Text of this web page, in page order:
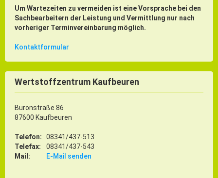
Um Wartezeiten zu vermeiden ist eine Vorsprache bei den
Sachbearbeitern der Leistung und Vermittlung nur nach
vorheriger Terminvereinbarung möglich.
Kontaktformular
Wertstoffzentrum Kaufbeuren
Buronstraße 86
87600 Kaufbeuren
Telefon:
08341/437-513
Telefax:
08341/437-543
Mail:
E-Mail senden